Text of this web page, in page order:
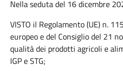
Nella seduta del 16 dicembre
VISTO il Regolamento (UE) n.
europeo e del Consiglio del 21
qualità dei prodotti agricoli e
IGP e STG;